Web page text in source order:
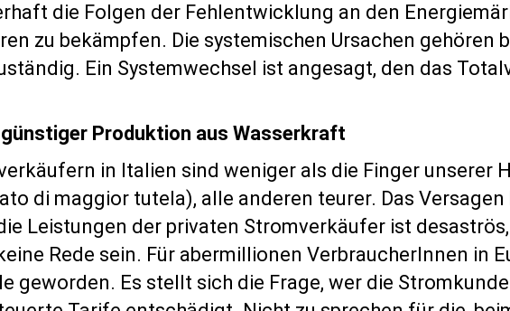
die Folgen der Fehlentwicklung an den
zu bekämpfen. Die systemischen Ursachen gehören
Ein Systemwechsel ist angesagt, den das
Produktion aus Wasserkraft
in Italien sind weniger als die Finger unserer
di maggior tutela), alle anderen teurer. Das
Leistungen der privaten Stromverkäufer ist
Rede sein. Für abermillionen VerbraucherInnen in
geworden. Es stellt sich die Frage, wer die